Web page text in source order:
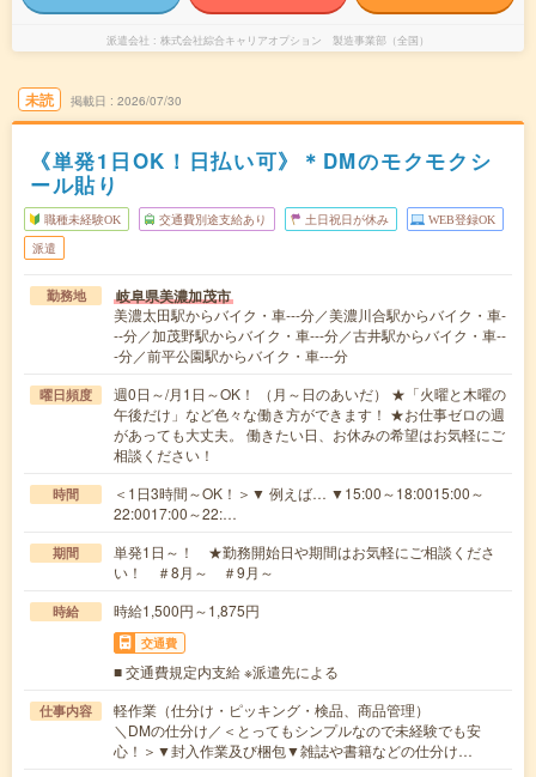
派遣会社 株式会社綜合キャリアオプション 製造事業部（全国）
未読 掲載日 2026/07/30
《単発1日OK！日払い可》＊DMのモクモクシ
ール貼り
職種未経験OK 交通費別途支給あり 土日祝日が休み WEB登録OK
派遣
勤務地 岐阜県美濃加茂市
美濃太田駅からバイク・車---分／美濃川合駅からバイク・車-
--分／加茂野駅からバイク・車---分／古井駅からバイク・車--
-分／前平公園駅からバイク・車---分
曜日頻度
週0日～/月1日～OK！ （月～日のあいだ） ★「火曜と木曜の
午後だけ」など色々な働き方ができます！ ★お仕事ゼロの週
があっても大丈夫。 働きたい日、お休みの希望はお気軽にご
相談ください！
時間
＜1日3時間～OK！＞▼ 例えば… ▼15:00～18:0015:00～
22:0017:00～22:…
期間
単発1日～！ ★勤務開始日や期間はお気軽にご相談くださ
い！ ＃8月～ ＃9月～
時給 時給1,500円～1,875円
交通費
■ 交通費規定内支給 ※派遣先による
仕事内容
軽作業（仕分け・ピッキング・検品、商品管理）
＼DMの仕分け／＜とってもシンプルなので未経験でも安
心！＞▼封入作業及び梱包▼雑誌や書籍などの仕分け…